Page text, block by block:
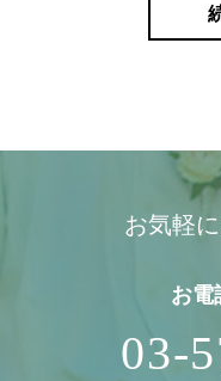
お気軽
お電
03-